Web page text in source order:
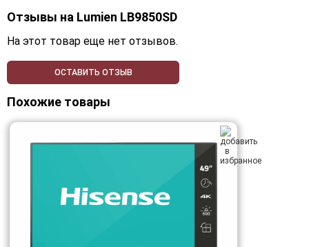
Отзывы на Lumien LB9850SD
На этот товар еще нет отзывов.
ОСТАВИТЬ ОТЗЫВ
Похожие товары